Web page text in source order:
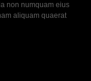
non numquam eius
aliquam quaerat